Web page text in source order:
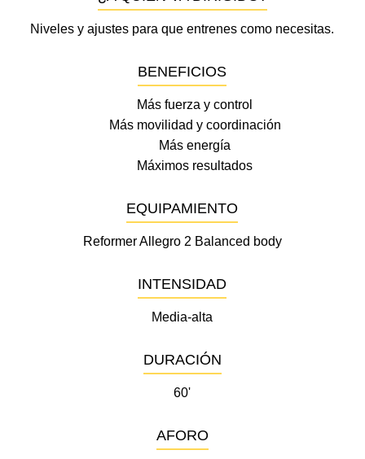
Niveles y ajustes para que entrenes como necesitas.
BENEFICIOS
Más fuerza y control
Más movilidad y coordinación
Más energía
Máximos resultados
EQUIPAMIENTO
Reformer Allegro 2 Balanced body
INTENSIDAD
Media-alta
DURACIÓN
60'
AFORO